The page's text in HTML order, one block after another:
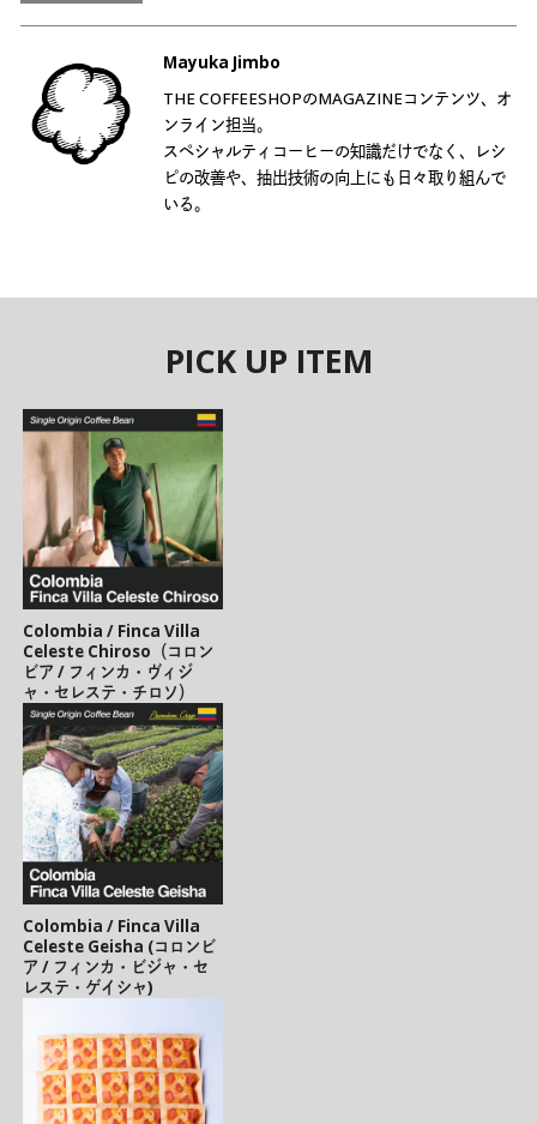
Mayuka Jimbo
THE COFFEESHOPのMAGAZINEコンテンツ、オ
ンライン担当。
スペシャルティコーヒーの知識だけでなく、レシ
ピの改善や、抽出技術の向上にも日々取り組んで
いる。
PICK UP ITEM
Colombia / Finca Villa
Celeste Chiroso（コロン
ビア / フィンカ・ヴィジ
ャ・セレステ・チロソ）
Colombia / Finca Villa
Celeste Geisha (コロンビ
ア / フィンカ・ビジャ・セ
レステ・ゲイシャ)